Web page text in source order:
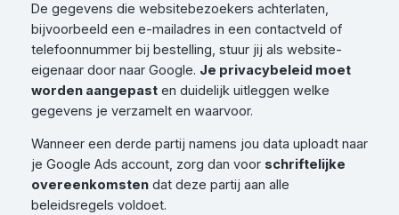
De gegevens die websitebezoekers achterlaten,
bijvoorbeeld een e-mailadres in een contactveld of
telefoonnummer bij bestelling, stuur jij als website-
eigenaar door naar Google. Je privacybeleid moet
worden aangepasten duidelijk uitleggen welke
gegevens je verzamelt en waarvoor.
Wanneer een derde partij namens jou data uploadt naar
je Google Ads account, zorg dan voor schriftelijke
overeenkomstendat deze partij aan alle
beleidsregels voldoet.